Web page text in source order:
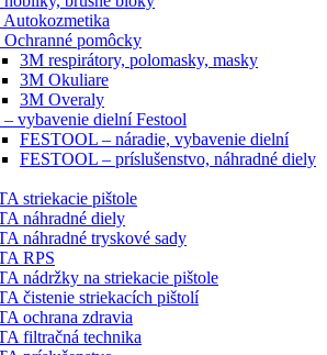
pomôcky
3M respirátory, polomasky, masky
3M Okuliare
3M Overaly
vybavenie dielní Festool
FESTOOL – náradie, vybavenie dielní
FESTOOL – príslušenstvo, náhradné diely
striekacie pištole
náhradné diely
náhradné tryskové sady
RPS
nádržky na striekacie pištole
čistenie striekacích pištolí
ochrana zdravia
filtračná technika